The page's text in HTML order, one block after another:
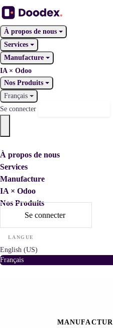
À propos de nous
Services
Manufacture
IA × Odoo
Nos Produits
Français
Se connecter
À propos de nous
Services
Manufacture
IA × Odoo
Nos Produits
Se connecter
LANGUE
English (US)
Français